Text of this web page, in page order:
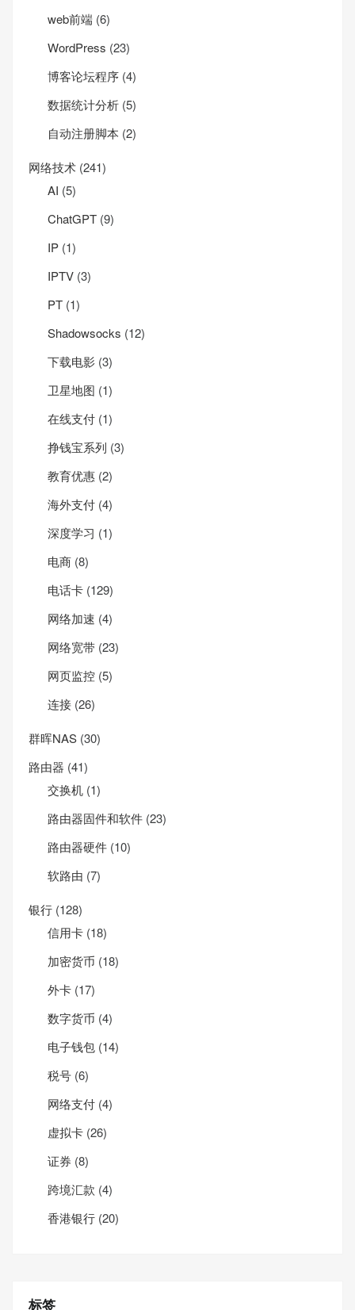
web前端 (6)
WordPress (23)
博客论坛程序 (4)
数据统计分析 (5)
自动注册脚本 (2)
网络技术 (241)
AI (5)
ChatGPT (9)
IP (1)
IPTV (3)
PT (1)
Shadowsocks (12)
下载电影 (3)
卫星地图 (1)
在线支付 (1)
挣钱宝系列 (3)
教育优惠 (2)
海外支付 (4)
深度学习 (1)
电商 (8)
电话卡 (129)
网络加速 (4)
网络宽带 (23)
网页监控 (5)
连接 (26)
群晖NAS (30)
路由器 (41)
交换机 (1)
路由器固件和软件 (23)
路由器硬件 (10)
软路由 (7)
银行 (128)
信用卡 (18)
加密货币 (18)
外卡 (17)
数字货币 (4)
电子钱包 (14)
税号 (6)
网络支付 (4)
虚拟卡 (26)
证券 (8)
跨境汇款 (4)
香港银行 (20)
标签